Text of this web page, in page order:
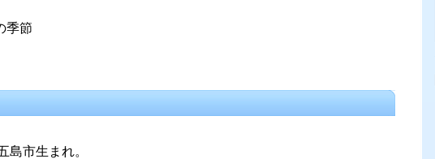
季節
島市生まれ。